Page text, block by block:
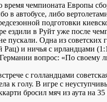
время чемпионата Европы
в автобусе, либо
подготовки
ездили в Руйт уже после
пускали. Одна из советских
Рац) и ничья с ирландцами
вопрос: «По своему
с голландцами
к голу. В игре с
бросил мяч из аута на 35